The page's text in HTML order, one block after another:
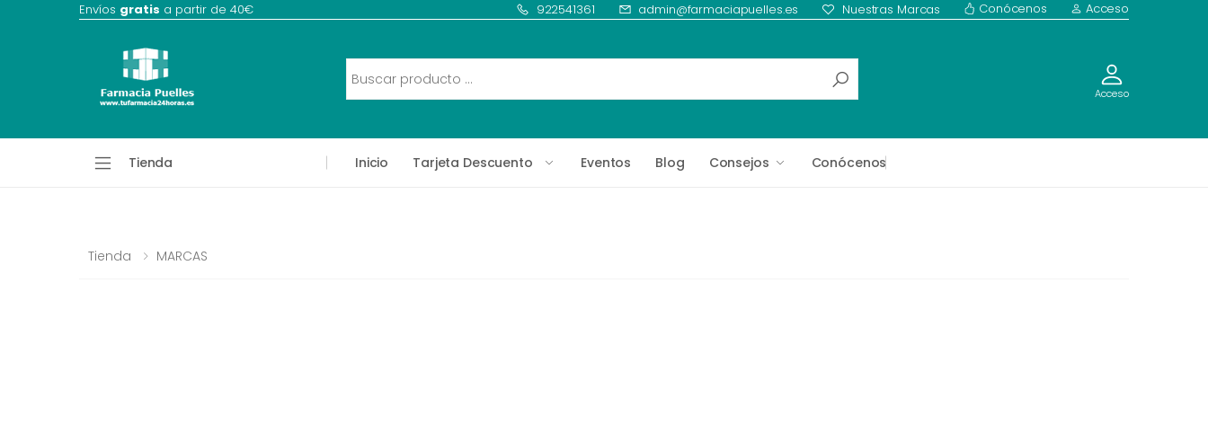
Envíos gratis a partir de 40€ 922541361 admin@farmaciapuelles.es Nuestras Marcas Conócenos Acceso
Acceso
Tienda Inicio Tarjeta Descuento Eventos Blog Consejos Conócenos
Tienda MARCAS